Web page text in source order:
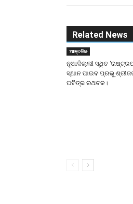
Related News
ଆଞ୍ଚଳିକ
ନୂଆଦିଲ୍ଲୀ ସ୍ଥିତ
ସ୍ଥାନ ପାଇବ ପ୍ରଭୁ
ପବିତ୍ର ରଥଚକ।